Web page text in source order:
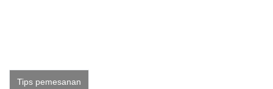
Tips pemesanan